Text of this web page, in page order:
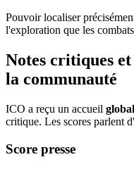
Pouvoir localiser
l'exploration que les
Notes critiques
la communauté
ICO a reçu un accueil
critique. Les scores parlent
Score presse